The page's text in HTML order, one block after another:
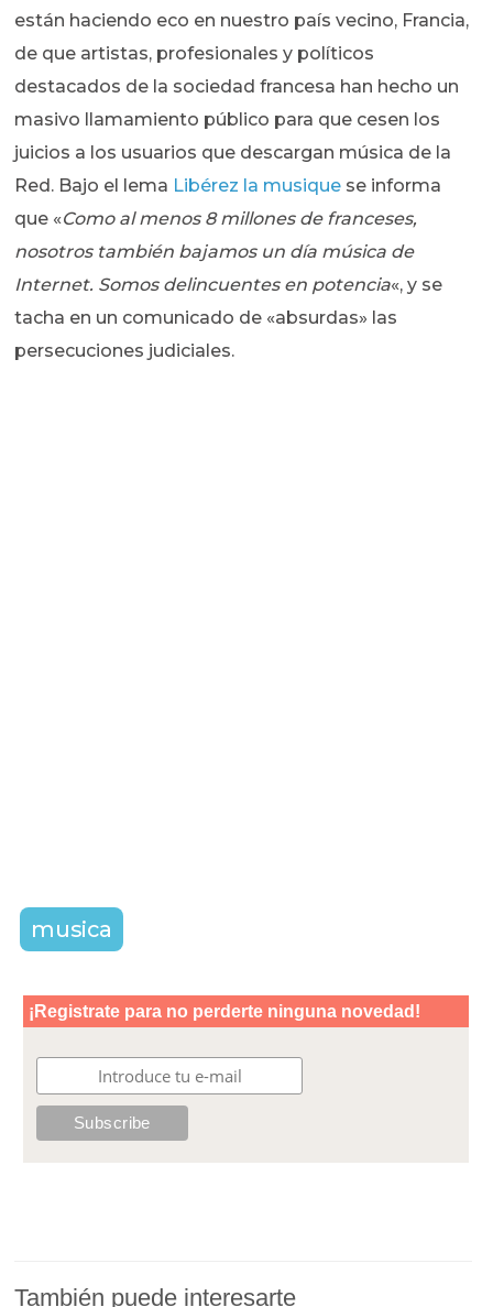
están haciendo eco en nuestro país vecino, Francia,
de que artistas, profesionales y políticos
destacados de la sociedad francesa han hecho un
masivo llamamiento público para que cesen los
juicios a los usuarios que descargan música de la
Red. Bajo el lema Libérez la musique se informa
que «Como al menos 8 millones de franceses,
nosotros también bajamos un día música de
Internet. Somos delincuentes en potencia«, y se
tacha en un comunicado de «absurdas» las
persecuciones judiciales.
musica
También puede interesarte